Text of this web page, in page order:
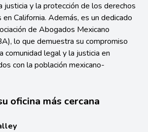
justicia y la protección de los derechos
California. Además, es un dedicado
de Abogados Mexicano
lo que demuestra su compromiso
comunidad legal y la justicia en
con la población mexicano-
oficina más cercana